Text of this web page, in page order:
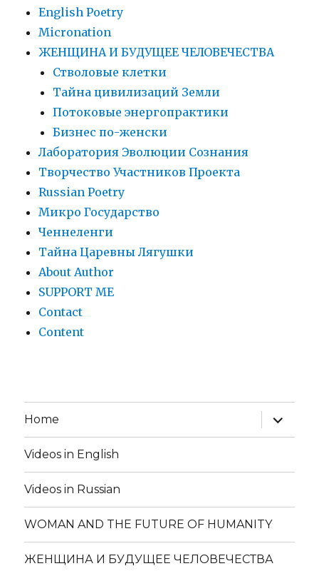
English Poetry
Micronation
ЖЕНЩИНА И БУДУЩЕЕ ЧЕЛОВЕЧЕСТВА
Стволовые клетки
Тайна цивилизаций Земли
Потоковые энергопрактики
Бизнес по-женски
Лаборатория Эволюции Сознания
Творчество Участников Проекта
Russian Poetry
Микро Государство
Ченнеленги
Тайна Царевны Лягушки
About Author
SUPPORT ME
Contact
Content
Home
expand
child
menu
Videos in English
Videos in Russian
WOMAN AND THE FUTURE OF HUMANITY
ЖЕНЩИНА И БУДУЩЕЕ ЧЕЛОВЕЧЕСТВА